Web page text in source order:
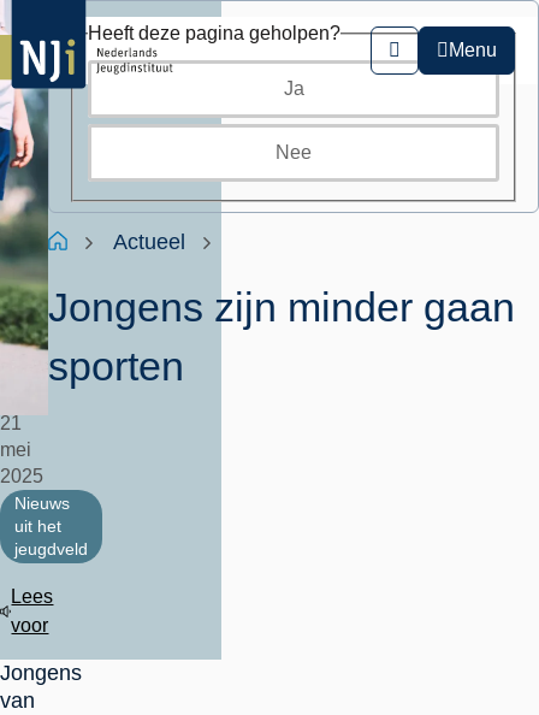
Overslaan
en
naar
de
inhoud
gaan
Zoeken
Menu
Kruimelpad
HomeActueel
Jongens zijn minder gaan
sporten
21
mei
2025
Nieuws
uit het
jeugdveld
Lees
voor
Jongens
van
Heeft deze pagina geholpen?
Ja
Nee